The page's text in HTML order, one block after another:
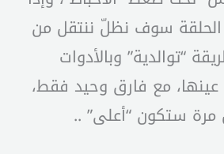
سوف نظلّ ننتقل من
“توالدية” وبالأدوات
مع فارق وحيد فقط،
ستكون “أعلى” ..